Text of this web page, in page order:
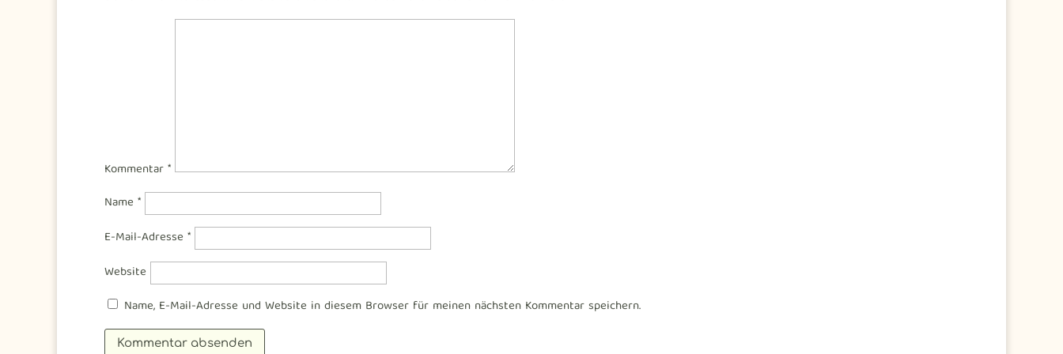
Kommentar*
Name *
E-Mail-Adresse *
Website
Name, E-Mail-Adresse und Website in diesem Browser für meinen nächsten Kommentar speichern.